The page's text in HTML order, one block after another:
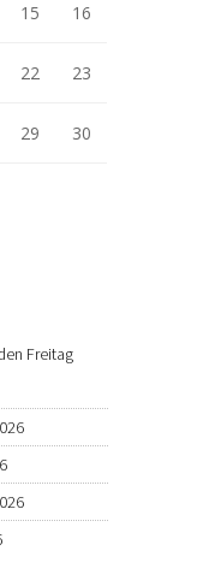
15 16
22 23
29 30
Freitag